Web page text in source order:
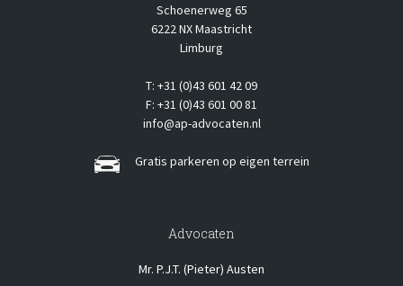
Schoenerweg 65
6222 NX Maastricht
Limburg
T: +31 (0)43 601 42 09
F: +31 (0)43 601 00 81
info@ap-advocaten.nl
Gratis parkeren op eigen terrein
Advocaten
Mr. P.J.T. (Pieter) Austen